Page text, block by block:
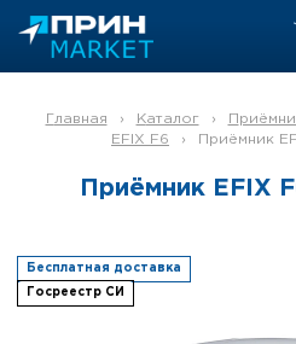
Главная › Каталог ›
EFIX F6
› Приёмник
Приёмник EFIX
Бесплатная доставка
Госреестр СИ